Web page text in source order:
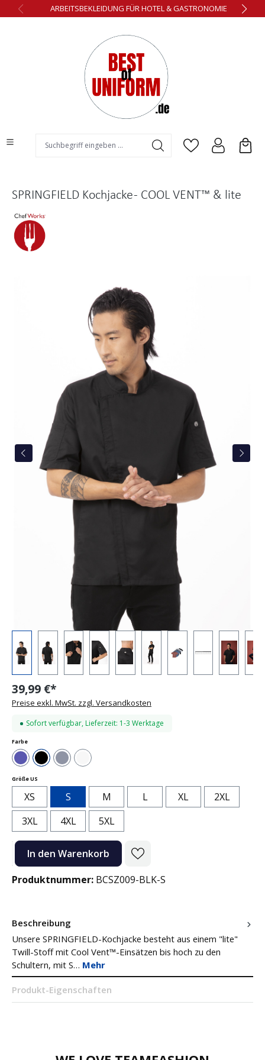
springenARBEITSBEKLEIDUNG FÜR HOTEL & GASTRONOMIE
SPRINGFIELD Kochjacke - COOL VENT™ & lite
39,99 €*
Preise exkl. MwSt. zzgl. Versandkosten
Sofort verfügbar, Lieferzeit: 1-3 Werktage
Farbeauswählen
BlauSchwarz
GrauWeiß
Größe US
XS S M L XL
2XL
3XL
4XL 5XL
Produkt Anzahl: Gib den gewünschten Wert ein oder benutze die
In den Warenkorb
Produktnummer: BCSZ009-BLK-S
Beschreibung
Unsere SPRINGFIELD-Kochjacke besteht aus einem "lite"
Twill-Stoff mit Cool Vent™-Einsätzen bis hoch zu den
Schultern, mit S… Mehr
Produkt-Eigenschaften